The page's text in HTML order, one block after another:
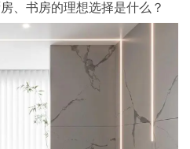
、书房的理想选择是什么？